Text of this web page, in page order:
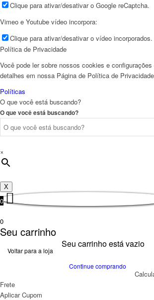
Clique para ativar/desativar o Google reCaptcha.
Vimeo e Youtube vídeo incorpora:
Clique para ativar/desativar o vídeo incorporados.
Política de Privacidade
Você pode ler sobre nossos cookies e
detalhes em nossa Página de Política de
Políticas
O que você está buscando?
O que você está buscando?
×
X
0
0
Seu carrinho
Seu carrinho está vazio
Voltar para a loja
Continue comprando
Frete
Aplicar Cupom